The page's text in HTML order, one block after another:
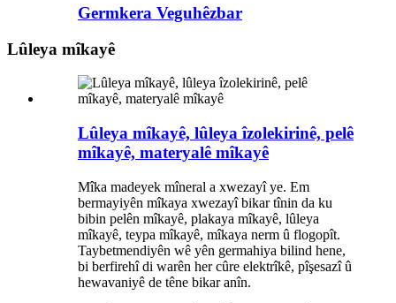
Germkera Veguhêzbar
Lûleya mîkayê
Lûleya mîkayê, lûleya îzolekirinê, pelê
mîkayê, materyalê mîkayê
Mîka madeyek mîneral a xwezayî ye. Em
bermayiyên mîkaya xwezayî bikar tînin da ku
bibin pelên mîkayê, plakaya mîkayê, lûleya
mîkayê, teypa mîkayê, mîkaya nerm û flogopît.
Taybetmendiyên wê yên germahiya bilind hene,
bi berfirehî di warên her cûre elektrîkê, pîşesazî û
hewavaniyê de têne bikar anîn.